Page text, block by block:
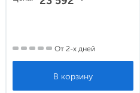
От 2-х дней